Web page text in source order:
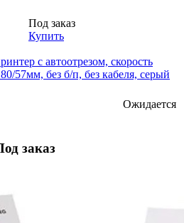
Под заказ
Купить
с автоотрезом, скорость
57мм, без б/п, без кабеля, серый
Ожидается
заказ